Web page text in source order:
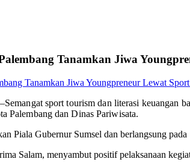
Tanamkan Jiwa
Semangat sport tourism dan literasi keuangan
Palembang dan Dinas Pariwisata.
Piala Gubernur Sumsel dan berlangsung
Salam, menyambut positif pelaksanaan